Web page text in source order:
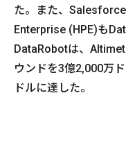
た。また、
Enterprise (HPE)も
DataRobotは、
ウンドを3億2,000万
ドルに達した。